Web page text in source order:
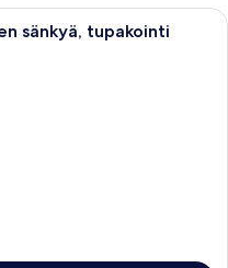
hotellihuone, jossa on
sänkyä, tupakointi